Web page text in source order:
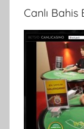
Canlı Bahis